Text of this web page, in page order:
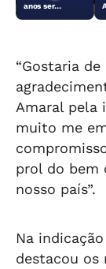
anos ser
“Gostaria
Amaral pela
muito me
prol do bem
nosso país”.
Na
destacou os